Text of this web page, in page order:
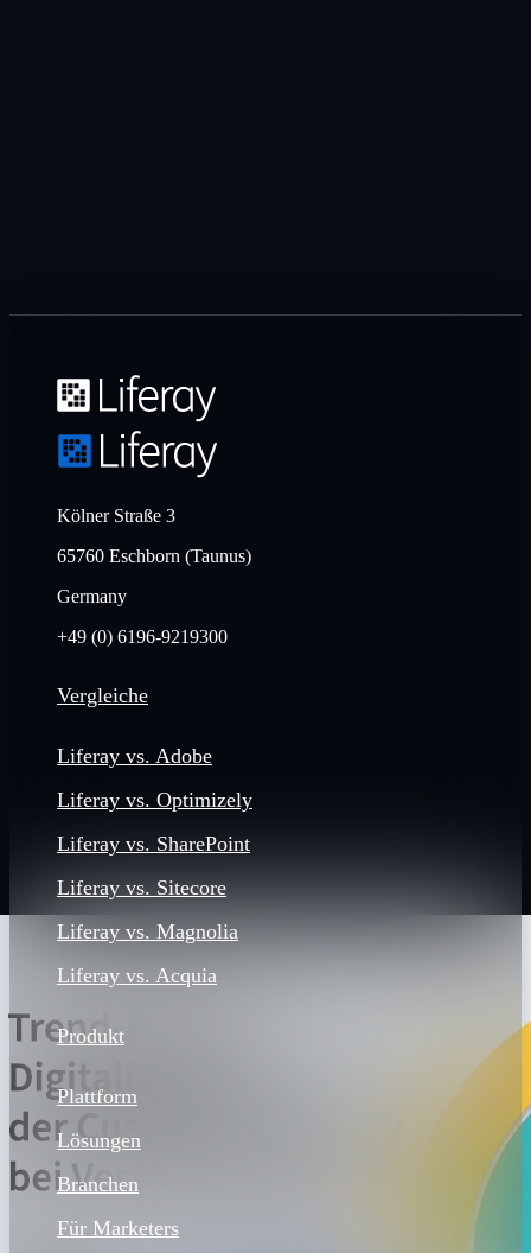
Kölner Straße 3
65760 Eschborn (Taunus)
Germany
+49 (0) 6196-9219300
Vergleiche
Liferay vs. Adobe
Liferay vs. Optimizely
Liferay vs. SharePoint
Liferay vs. Sitecore
Liferay vs. Magnolia
Liferay vs. Acquia
Produkt
Plattform
Lösungen
Branchen
Für Marketers